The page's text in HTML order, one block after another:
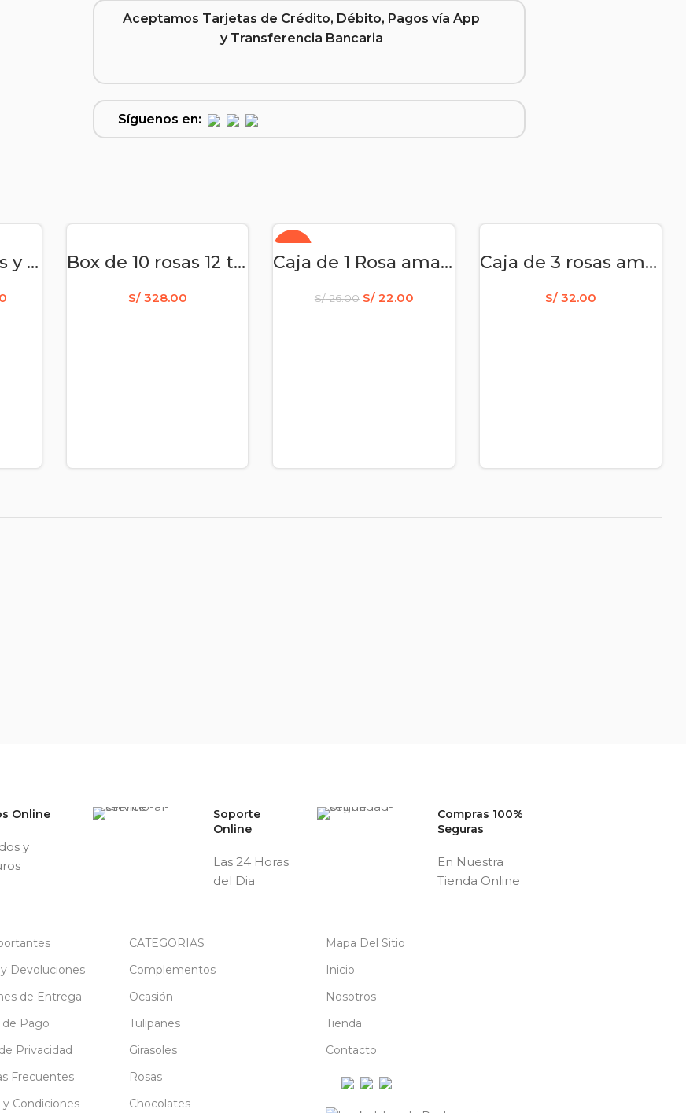
Aceptamos Tarjetas de Crédito, Débito, Pagos vía App
y Transferencia Bancaria
Síguenos en:
Box con 24 rosas y chocolate Ferrero Box de 10 rosas 12 tulipanes y globo – Para Cumpleaños
S/328.00
Caja de 1 Rosa amarilla – flores amarillas
S/26.00 S/22.00
Caja de 3 rosas amarillas
S/ 32.00
Online
y
Soporte
Online
Las 24 Horas
del Dia
Compras 100%
Seguras
En Nuestra
Tienda Online
Devoluciones
de Entrega
Pago
Privacidad
Frecuentes
Condiciones
CATEGORIAS
Complementos
Ocasión
Tulipanes
Girasoles
Rosas
Chocolates
Mapa Del Sitio
Inicio
Nosotros
Tienda
Contacto